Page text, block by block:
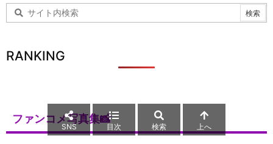
RANKING
ファンコメ写真集📸
SNS 目次 検索 上へ